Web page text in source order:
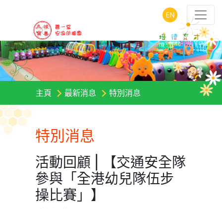
EN
主頁 最新消息 特別消息
特別消息
活動回顧 | 【交通安全隊
參與「全港幼兒隊伍步
操比賽」】